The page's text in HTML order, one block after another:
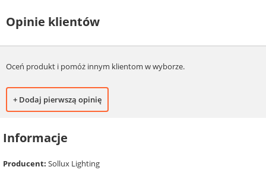
Opinie klientów
Oceń produkt i pomóż innym klientom w wyborze.
+ Dodaj pierwszą opinię
Informacje
Producent: Sollux Lighting